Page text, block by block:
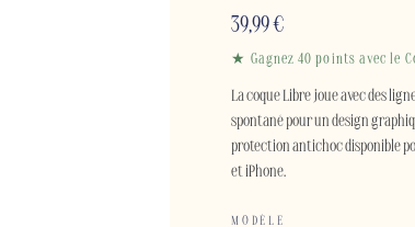
39,99€
★ Gagnez 40 points avec le
La coque Libre joue avec des
spontané pour un design
protection antichoc disponible
et iPhone.
MODÈLE